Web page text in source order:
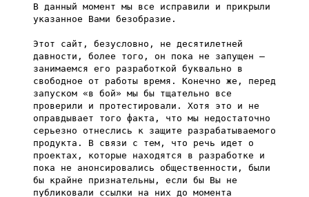
В данный момент мы все исправили и прикрыли
указанное Вами безобразие.
Этот сайт, безусловно, не десятилетней
давности, более того, он пока не запущен –
занимаемся его разработкой буквально в
свободное от работы время. Конечно же, перед
запуском «в бой» мы бы тщательно все
проверили и протестировали. Хотя это и не
оправдывает того факта, что мы недостаточно
серьезно отнеслись к защите разрабатываемого
продукта. В связи с тем, что речь идет о
проектах, которые находятся в разработке и
пока не анонсировались общественности, были
бы крайне признательны, если бы Вы не
публиковали ссылки на них до момента